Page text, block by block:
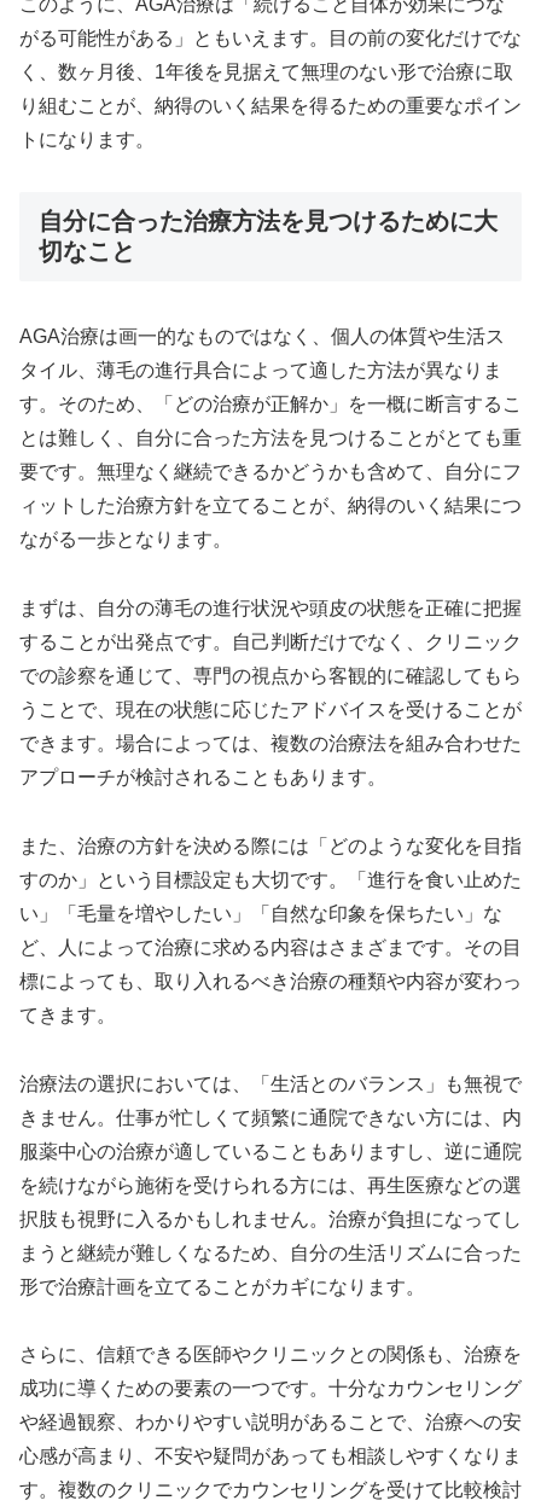
このように、AGA治療は「続けること自体が効果につな
がる可能性がある」ともいえます。目の前の変化だけでな
く、数ヶ月後、1年後を見据えて無理のない形で治療に取
り組むことが、納得のいく結果を得るための重要なポイン
トになります。
自分に合った治療方法を見つけるために大
切なこと
AGA治療は画一的なものではなく、個人の体質や生活ス
タイル、薄毛の進行具合によって適した方法が異なりま
す。そのため、「どの治療が正解か」を一概に断言するこ
とは難しく、自分に合った方法を見つけることがとても重
要です。無理なく継続できるかどうかも含めて、自分にフ
ィットした治療方針を立てることが、納得のいく結果につ
ながる一歩となります。
まずは、自分の薄毛の進行状況や頭皮の状態を正確に把握
することが出発点です。自己判断だけでなく、クリニック
での診察を通じて、専門の視点から客観的に確認してもら
うことで、現在の状態に応じたアドバイスを受けることが
できます。場合によっては、複数の治療法を組み合わせた
アプローチが検討されることもあります。
また、治療の方針を決める際には「どのような変化を目指
すのか」という目標設定も大切です。「進行を食い止めた
い」「毛量を増やしたい」「自然な印象を保ちたい」な
ど、人によって治療に求める内容はさまざまです。その目
標によっても、取り入れるべき治療の種類や内容が変わっ
てきます。
治療法の選択においては、「生活とのバランス」も無視で
きません。仕事が忙しくて頻繁に通院できない方には、内
服薬中心の治療が適していることもありますし、逆に通院
を続けながら施術を受けられる方には、再生医療などの選
択肢も視野に入るかもしれません。治療が負担になってし
まうと継続が難しくなるため、自分の生活リズムに合った
形で治療計画を立てることがカギになります。
さらに、信頼できる医師やクリニックとの関係も、治療を
成功に導くための要素の一つです。十分なカウンセリング
や経過観察、わかりやすい説明があることで、治療への安
心感が高まり、不安や疑問があっても相談しやすくなりま
す。複数のクリニックでカウンセリングを受けて比較検討